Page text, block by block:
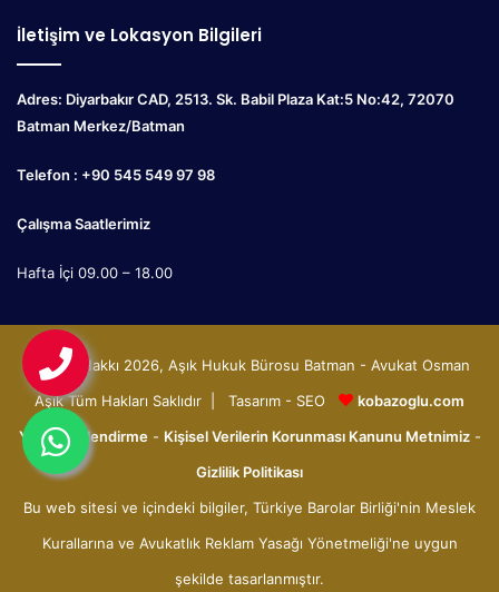
İletişim ve Lokasyon Bilgileri
Adres: Diyarbakır CAD, 2513. Sk. Babil Plaza Kat:5 No:42, 72070
Batman Merkez/Batman
Telefon : +90 545 549 97 98
Çalışma Saatlerimiz
Hafta İçi 09.00 – 18.00
© Telif Hakkı 2026, Aşık Hukuk Bürosu Batman - Avukat Osman
Aşık Tüm Hakları Saklıdır | Tasarım - SEO
kobazoglu.com
Yasal Bilgilendirme- Kişisel Verilerin Korunması Kanunu Metnimiz-
Gizlilik Politikası
Bu web sitesi ve içindeki bilgiler, Türkiye Barolar Birliği'nin Meslek
Kurallarına ve Avukatlık Reklam Yasağı Yönetmeliği'ne uygun
şekilde tasarlanmıştır.